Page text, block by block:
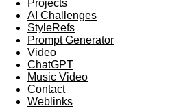
Projects
AI Challenges
StyleRefs
Prompt Generator
Video
ChatGPT
Music Video
Contact
Weblinks